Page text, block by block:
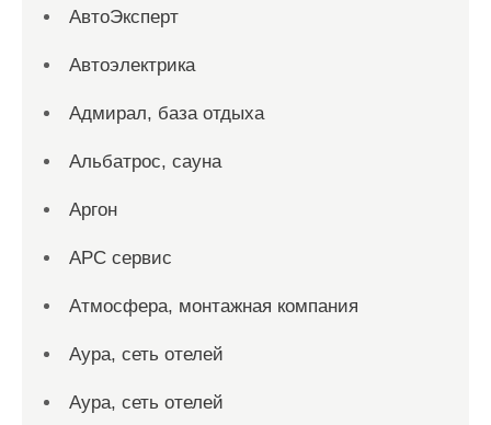
АвтоЭксперт
Автоэлектрика
Адмирал, база отдыха
Альбатрос, сауна
Аргон
АРС сервис
Атмосфера, монтажная компания
Аура, сеть отелей
Аура, сеть отелей